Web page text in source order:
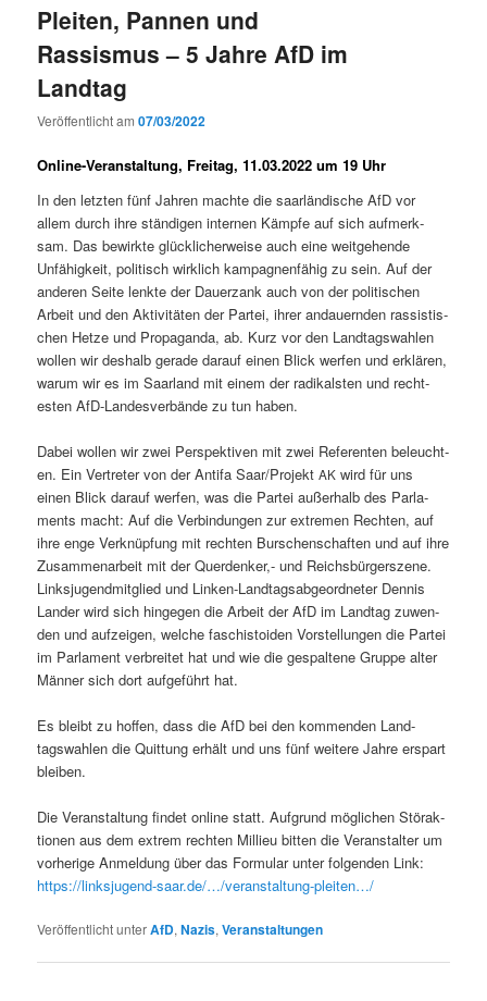
Pleiten, Pannen und
Rassismus – 5 Jahre AfD im
Landtag
Veröffentlicht am07/03/2022
Online-Veranstaltung, Freitag, 11.03.2022 um 19 Uhr
In den let­zten fünf Jahren machte die saar­ländis­che AfD vor
allem durch ihre ständi­gen inter­nen Kämpfe auf sich aufmerk­
sam. Das bewirk­te glück­licher­weise auch eine weit­ge­hende
Unfähigkeit, poli­tisch wirk­lich kam­pag­nen­fähig zu sein. Auf der
anderen Seite lenk­te der Dauerzank auch von der poli­tis­chen
Arbeit und den Aktiv­itäten der Partei, ihrer andauern­den ras­sis­tis­
chen Het­ze und Pro­pa­gan­da, ab. Kurz vor den Land­tagswahlen
wollen wir deshalb ger­ade darauf einen Blick wer­fen und erk­lären,
warum wir es im Saar­land mit einem der radikalsten und recht­
esten AfD-Lan­desver­bände zu tun haben.
Dabei wollen wir zwei Per­spek­tiv­en mit zwei Ref­er­enten beleucht­
en. Ein Vertreter von der Antifa Saar/ProjektAK wird für uns
einen Blick darauf wer­fen, was die Partei außer­halb des Par­la­
ments macht: Auf die Verbindun­gen zur extremen Recht­en, auf
ihre enge Verknüp­fung mit recht­en Burschen­schaften und auf ihre
Zusam­me­nar­beit mit der Quer­denker,- und Reichs­bürg­er­szene.
Linksju­gend­mit­glied und Linken-Land­tagsab­ge­ord­neter Den­nis
Lan­der wird sich hinge­gen die Arbeit der AfD im Land­tag zuwen­
den und aufzeigen, welche faschis­toiden Vorstel­lun­gen die Partei
im Par­la­ment ver­bre­it­et hat und wie die ges­pal­tene Gruppe alter
Män­ner sich dort aufge­führt hat.
Es bleibt zu hof­fen, dass die AfD bei den kom­menden Land­
tagswahlen die Quit­tung erhält und uns fünf weit­ere Jahre erspart
bleiben.
Die Ver­anstal­tung find­et online statt. Auf­grund möglichen Störak­
tio­nen aus dem extrem recht­en Mil­lieu bit­ten die Ver­anstal­ter um
vorherige Anmel­dung über das For­mu­lar unter fol­gen­den Link:
https://linksjugend-saar.de/…/veranstaltung-pleiten…/
Veröffentlicht unterAfD,Nazis,Veranstaltungen